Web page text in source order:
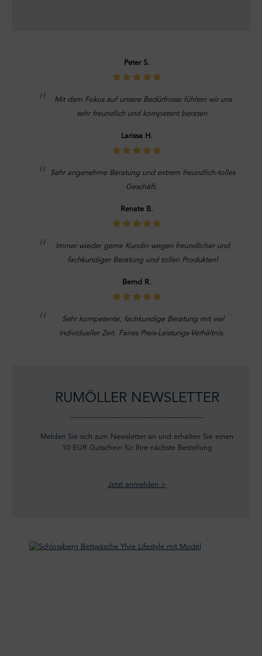
Peter S.
Mit dem Fokus auf unsere Bedürfnisse fühlten wir uns
sehr freundlich und kompetent beraten.
Larissa H.
Sehr angenehme Beratung und extrem freundlich-tolles
Geschäft.
Renate B.
Immer wieder gerne Kundin wegen freundlicher und
fachkundiger Beratung und tollen Produkten!
Bernd R.
Sehr kompetente, fachkundige Beratung mit viel
individueller Zeit. Faires Preis-Leistungs-Verhältnis.
RUMÖLLER NEWSLETTER
Melden Sie sich zum Newsletter an und erhalten Sie einen
10 EUR Gutschein für Ihre nächste Bestellung
Jetzt anmelden >